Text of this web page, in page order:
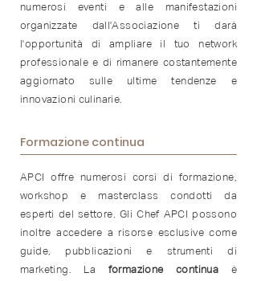
numerosi eventi e alle manifestazioni
organizzate dall'Associazione ti darà
l'opportunità di ampliare il tuo network
professionale e di rimanere costantemente
aggiornato sulle ultime tendenze e
innovazioni culinarie.
Formazione continua
APCI offre numerosi corsi di formazione,
workshop e masterclass condotti da
esperti del settore. Gli Chef APCI possono
inoltre accedere a risorse esclusive come
guide, pubblicazioni e strumenti di
marketing. La formazione continua è